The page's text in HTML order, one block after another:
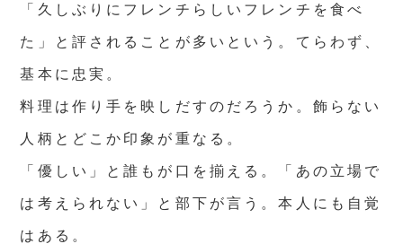
「久しぶりにフレンチらしいフレンチを食べ
た」と評されることが多いという。てらわず、
基本に忠実。
料理は作り手を映しだすのだろうか。飾らない
人柄とどこか印象が重なる。
「優しい」と誰もが口を揃える。「あの立場で
は考えられない」と部下が言う。本人にも自覚
はある。